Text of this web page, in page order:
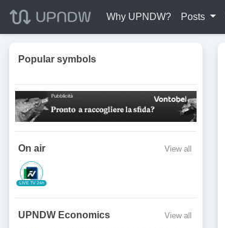
Why UPNDW? Posts
Popular symbols
On air View all
LIVE TV 24h
UPNDW Economics View all